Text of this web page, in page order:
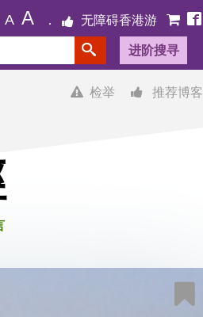
A A 无障碍香港游
进阶搜寻
推荐博客
检举